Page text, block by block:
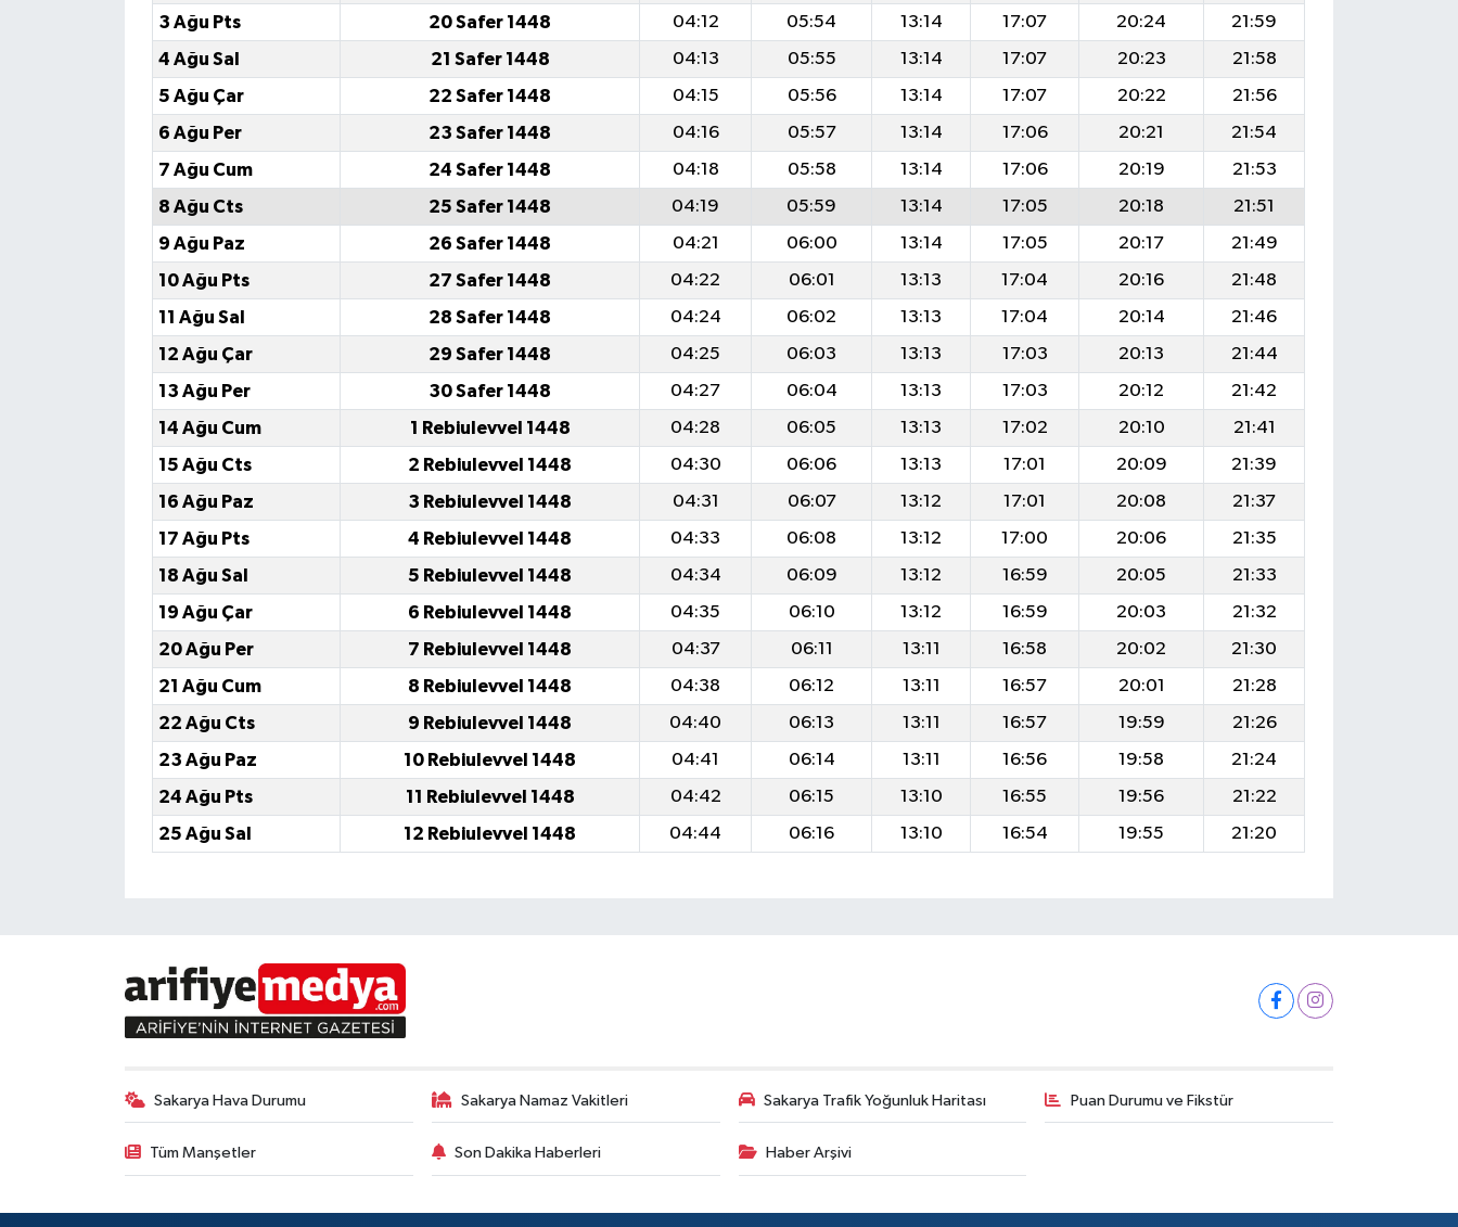
3 Ağu Pts
20 Safer 1448 04:12 05:54 13:14 17:07 20:24
21:59
4 Ağu Sal
21 Safer 1448 04:13 05:55 13:14 17:07 20:23
21:58
5 Ağu Çar
22 Safer 1448 04:15 05:56 13:14 17:07 20:22
21:56
6 Ağu Per
23 Safer 1448 04:16 05:57 13:14 17:06 20:21
21:54
7 Ağu Cum
24 Safer 1448 04:18 05:58 13:14 17:06 20:19
21:53
8 Ağu Cts
25 Safer 1448 04:19 05:59 13:14 17:05 20:18
21:51
9 Ağu Paz
26 Safer 1448 04:21 06:00 13:14 17:05 20:17
21:49
10 Ağu Pts
27 Safer 1448 04:22 06:01 13:13 17:04 20:16
21:48
11 Ağu Sal
28 Safer 1448 04:24 06:02 13:13 17:04 20:14
21:46
12 Ağu Çar
29 Safer 1448 04:25 06:03 13:13 17:03 20:13
21:44
13 Ağu Per
30 Safer 1448 04:27 06:04 13:13 17:03 20:12
21:42
14 Ağu Cum
1 Rebiulevvel 1448 04:28 06:05 13:13 17:02 20:10
21:41
15 Ağu Cts
2 Rebiulevvel 1448 04:30 06:06 13:13 17:01 20:09
21:39
16 Ağu Paz
3 Rebiulevvel 1448 04:31 06:07 13:12 17:01 20:08
21:37
17 Ağu Pts
4 Rebiulevvel 1448 04:33 06:08 13:12 17:00 20:06
21:35
18 Ağu Sal
5 Rebiulevvel 1448 04:34 06:09 13:12 16:59 20:05
21:33
19 Ağu Çar
6 Rebiulevvel 1448 04:35 06:10 13:12 16:59 20:03
21:32
20 Ağu Per
7 Rebiulevvel 1448 04:37 06:11 13:11 16:58 20:02
21:30
21 Ağu Cum
8 Rebiulevvel 1448 04:38 06:12 13:11 16:57 20:01
21:28
22 Ağu Cts
9 Rebiulevvel 1448 04:40 06:13 13:11 16:57 19:59
21:26
23 Ağu Paz
10 Rebiulevvel 1448 04:41 06:14 13:11 16:56 19:58
21:24
24 Ağu Pts
11 Rebiulevvel 1448 04:42 06:15 13:10 16:55 19:56
21:22
25 Ağu Sal
12 Rebiulevvel 1448 04:44 06:16 13:10 16:54 19:55 21:20
Sakarya Hava Durumu Sakarya Namaz Vakitleri Sakarya Trafik Yoğunluk Haritası Puan Durumu ve Fikstür
Tüm Manşetler Son Dakika Haberleri Haber Arşivi